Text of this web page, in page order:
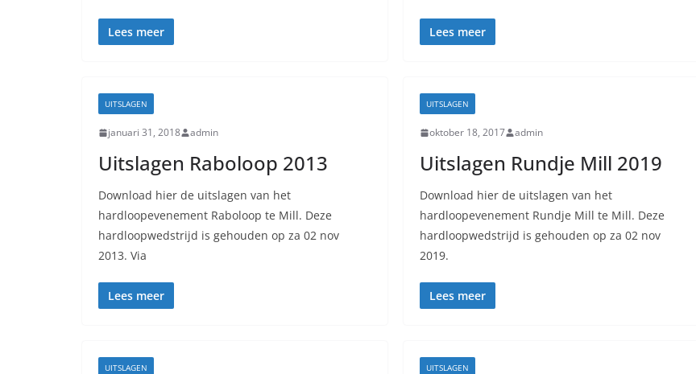
Lees meer Lees meer
UITSLAGEN
januari 31, 2018 admin
Uitslagen Raboloop 2013
Download hier de uitslagen van het
hardloopevenement Raboloop te Mill. Deze
hardloopwedstrijd is gehouden op za 02 nov
2013. Via
Lees meer
UITSLAGEN
oktober 18, 2017 admin
Uitslagen Rundje Mill 2019
Download hier de uitslagen van het
hardloopevenement Rundje Mill te Mill. Deze
hardloopwedstrijd is gehouden op za 02 nov
2019.
Lees meer
UITSLAGEN UITSLAGEN